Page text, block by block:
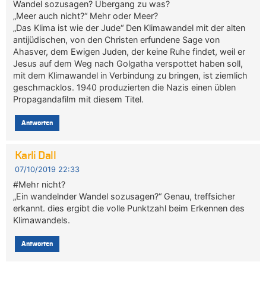
Wandel sozusagen? Übergang zu was?
„Meer auch nicht?“ Mehr oder Meer?
„Das Klima ist wie der Jude“ Den Klimawandel mit der alten
antijüdischen, von den Christen erfundene Sage von
Ahasver, dem Ewigen Juden, der keine Ruhe findet, weil er
Jesus auf dem Weg nach Golgatha verspottet haben soll,
mit dem Klimawandel in Verbindung zu bringen, ist ziemlich
geschmacklos. 1940 produzierten die Nazis einen üblen
Propagandafilm mit diesem Titel.
Antworten
Karli Dall
07/10/2019 22:33
#Mehr nicht?
„Ein wandelnder Wandel sozusagen?“ Genau, treffsicher
erkannt. dies ergibt die volle Punktzahl beim Erkennen des
Klimawandels.
Antworten